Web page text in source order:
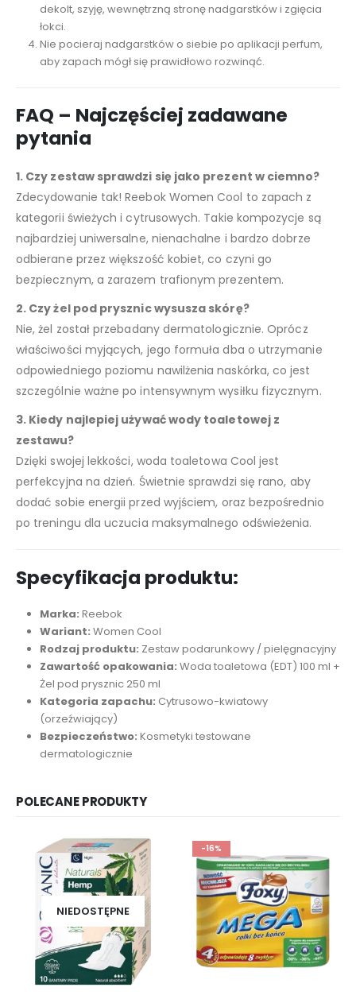
dekolt, szyję, wewnętrzną stronę nadgarstków i zgięcia
łokci.
Nie pocieraj nadgarstków o siebie po aplikacji perfum,
aby zapach mógł się prawidłowo rozwinąć.
FAQ – Najczęściej zadawane
pytania
1. Czy zestaw sprawdzi się jako prezent w ciemno?
Zdecydowanie tak! Reebok Women Cool to zapach z
kategorii świeżych i cytrusowych. Takie kompozycje są
najbardziej uniwersalne, nienachalne i bardzo dobrze
odbierane przez większość kobiet, co czyni go
bezpiecznym, a zarazem trafionym prezentem.
2. Czy żel pod prysznic wysusza skórę?
Nie, żel został przebadany dermatologicznie. Oprócz
właściwości myjących, jego formuła dba o utrzymanie
odpowiedniego poziomu nawilżenia naskórka, co jest
szczególnie ważne po intensywnym wysiłku fizycznym.
3. Kiedy najlepiej używać wody toaletowej z
zestawu?
Dzięki swojej lekkości, woda toaletowa Cool jest
perfekcyjna na dzień. Świetnie sprawdzi się rano, aby
dodać sobie energii przed wyjściem, oraz bezpośrednio
po treningu dla uczucia maksymalnego odświeżenia.
Specyfikacja produktu:
Marka: Reebok
Wariant: Women Cool
Rodzaj produktu: Zestaw podarunkowy / pielęgnacyjny
Zawartość opakowania: Woda toaletowa (EDT) 100 ml +
Żel pod prysznic 250 ml
Kategoria zapachu: Cytrusowo-kwiatowy
(orzeźwiający)
Bezpieczeństwo: Kosmetyki testowane
dermatologicznie
POLECANE PRODUKTY
NIEDOSTĘPNE
-16%